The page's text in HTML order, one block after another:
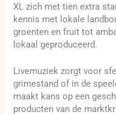
XL zich met tien extra
kennis met lokale
groenten en fruit tot
lokaal geproduceerd.
Livemuziek zorgt voor
grimestand of in de
maakt kans op een
producten van de